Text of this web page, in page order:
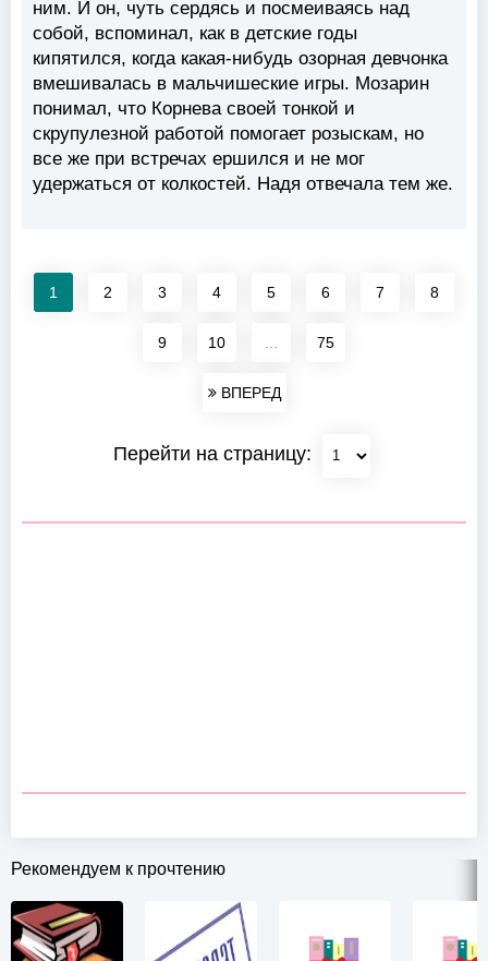
ним. И он, чуть сердясь и посмеиваясь над
собой, вспоминал, как в детские годы
кипятился, когда какая-нибудь озорная девчонка
вмешивалась в мальчишеские игры. Мозарин
понимал, что Корнева своей тонкой и
скрупулезной работой помогает розыскам, но
все же при встречах ершился и не мог
удержаться от колкостей. Надя отвечала тем же.
1 2 3 4 5 6 7 8
9 10 75
ВПЕРЕД
Перейти на страницу:
Рекомендуем к прочтению